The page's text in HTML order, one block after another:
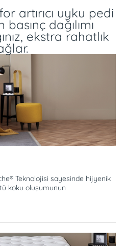
artırıcı uyku pedi
dağılımı
ekstra rahatlık
Teknolojisi sayesinde hijyenik
koku oluşumunun